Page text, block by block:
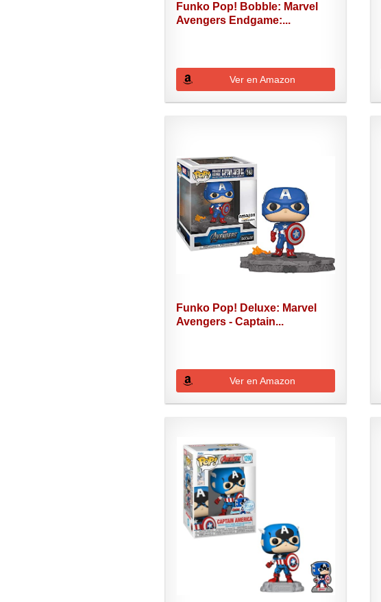
Funko Pop! Bobble: Marvel
Avengers Endgame:...
Ver en Amazon
Funko Pop! Deluxe: Marvel
Avengers - Captain...
Ver en Amazon